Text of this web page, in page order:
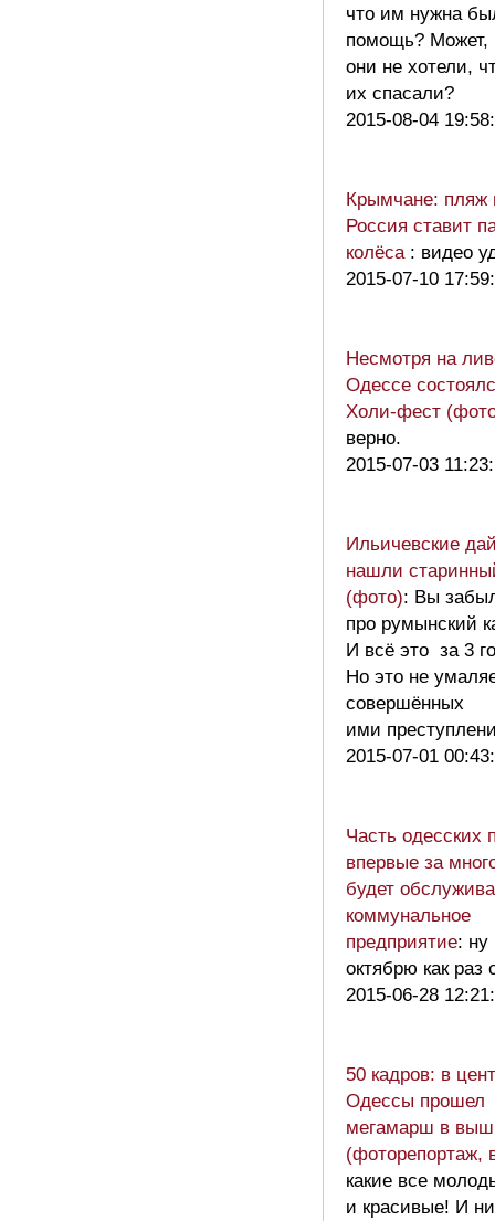
что им нужна
помощь? Может,
они не хотели,
их спасали?
2015-08-04
Крымчане: пляж
Россия ставит
колёса : видео
2015-07-10
Несмотря на
Одессе
Холи-фест
верно.
2015-07-03
Ильичевские
нашли
(фото): Вы
про румынский
И всё это за 3
Но это не
совершённых
ими
2015-07-01
Часть одесских
впервые за
будет
коммунальное
предприятие: ну
октябрю как раз
2015-06-28
50 кадров: в
Одессы прошел
мегамарш в
(фоторепортаж,
какие все
и красивые! И